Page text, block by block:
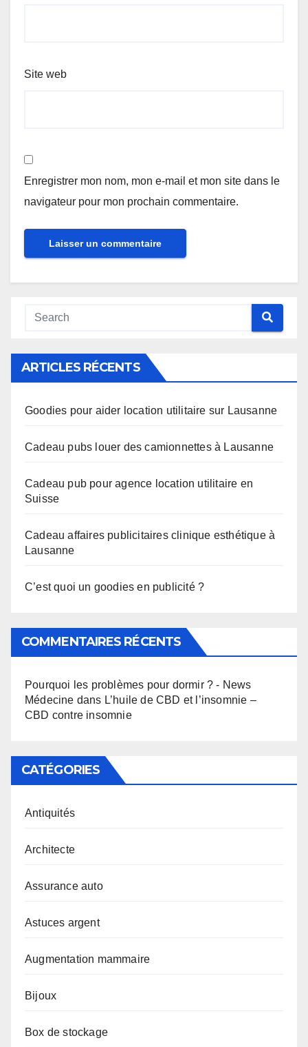
Site web
Enregistrer mon nom, mon e-mail et mon site dans le
navigateur pour mon prochain commentaire.
ARTICLES RÉCENTS
Goodies pour aider location utilitaire sur Lausanne
Cadeau pubs louer des camionnettes à Lausanne
Cadeau pub pour agence location utilitaire en
Suisse
Cadeau affaires publicitaires clinique esthétique à
Lausanne
C’est quoi un goodies en publicité ?
COMMENTAIRES RÉCENTS
Pourquoi les problèmes pour dormir ? - News
Médecine dans L’huile de CBD et l’insomnie –
CBD contre insomnie
CATÉGORIES
Antiquités
Architecte
Assurance auto
Astuces argent
Augmentation mammaire
Bijoux
Box de stockage